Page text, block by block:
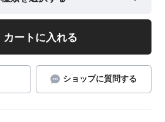
カートに入れる
ショップに質問する